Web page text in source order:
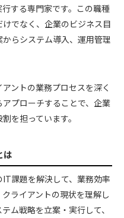
する専門家です。この職種
でなく、企業のビジネス目
らシステム導入、運用管理
ントの業務プロセスを深く
プローチすることで、企業
を担っています。
は
課題を解決して、業務効率
ライアントの現状を理解し
ム戦略を立案・実行して、